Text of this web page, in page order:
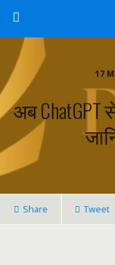
17
अब ChatGPT
Share Tweet